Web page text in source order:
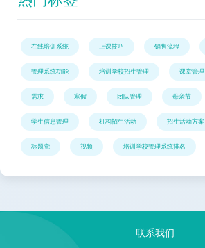
在线培训系统 上课技巧 销售流程
管理系统功能 培训学校招生管理 课堂管理
需求 寒假 团队管理 母亲节
学生信息管理 机构招生活动 招生活动方案
标题党 视频 培训学校管理系统排名
联系我们